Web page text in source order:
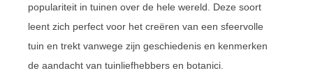
populariteit in tuinen over de hele wereld. Deze soort
leent zich perfect voor het creëren van een sfeervolle
tuin en trekt vanwege zijn geschiedenis en kenmerken
de aandacht van tuinliefhebbers en botanici.